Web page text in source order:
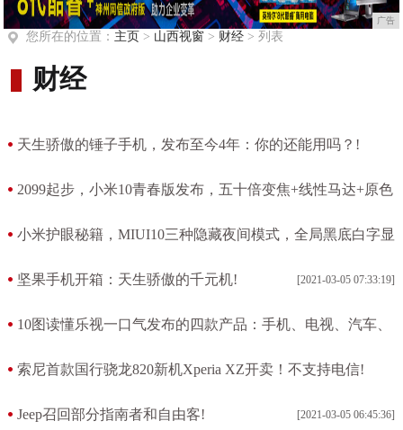
广告
您所在的位置： 主页 > 山西视窗> 财经> 列表
财经
天生骄傲的锤子手机，发布至今4年：你的还能用吗？!
2099起步，小米10青春版发布，五十倍变焦+线性马达+原色
[2021-03-05 08:37:24]
小米护眼秘籍，MIUI10三种隐藏夜间模式，全局黑底白字显
[2021-03-05 07:51:45]
坚果手机开箱：天生骄傲的千元机! [2021-03-05 07:33:19]
10图读懂乐视一口气发布的四款产品：手机、电视、汽车、
[2021-03-05 07:29:13]
索尼首款国行骁龙820新机Xperia XZ开卖！不支持电信!
Jeep召回部分指南者和自由客! [2021-03-05 06:45:36]